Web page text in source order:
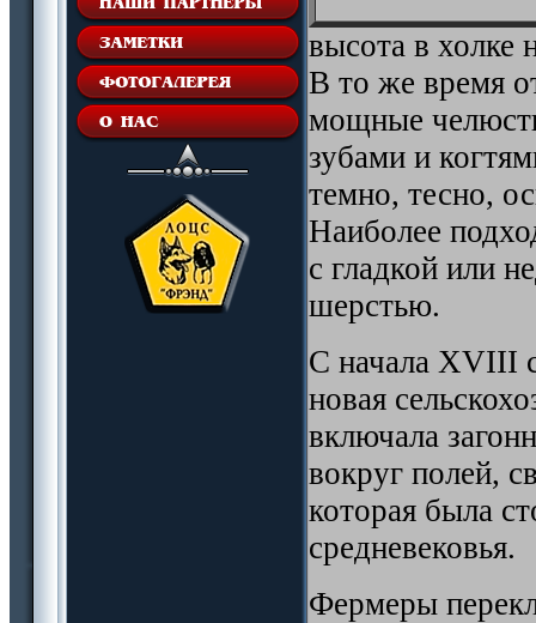
высота в холке
В то же время
мощные
зубами и
темно, тесно,
Наиболее
с гладкой или
шерстью.
С начала XVIII
новая
включала
вокруг полей,
которая была
средневековья.
Фермеры